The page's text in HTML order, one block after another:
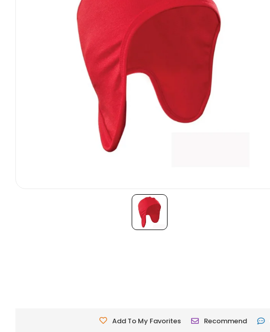
Add To My Favorites Recommend